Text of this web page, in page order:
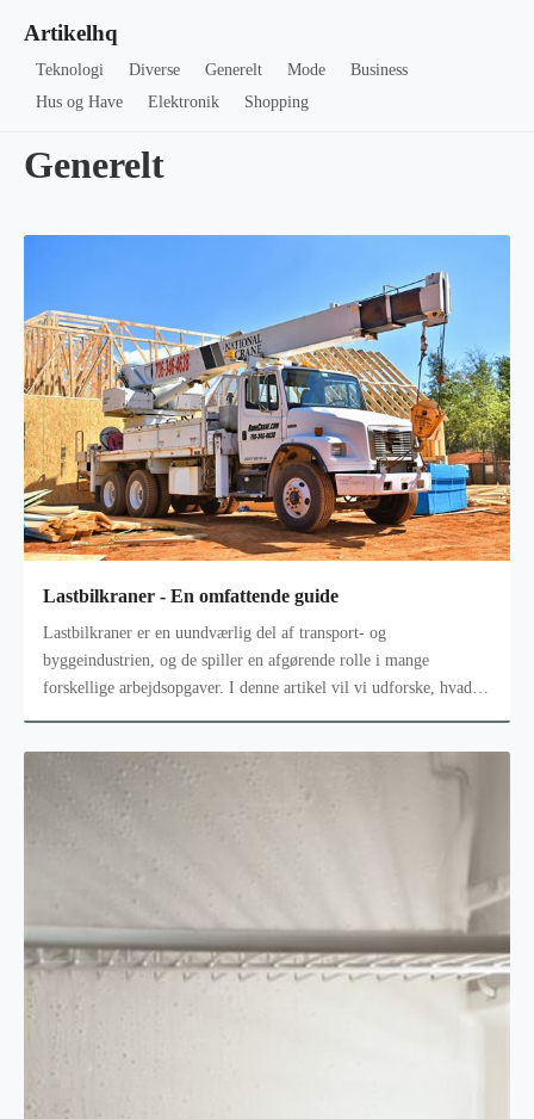
Artikelhq
Teknologi Diverse Generelt Mode
Business
Hus og Have
Elektronik Shopping
Generelt
Lastbilkraner - En omfattende guide
Lastbilkraner er en uundværlig del af transport- og
byggeindustrien, og de spiller en afgørende rolle i mange
forskellige arbejdsopgaver. I denne artikel vil vi udforske, hvad